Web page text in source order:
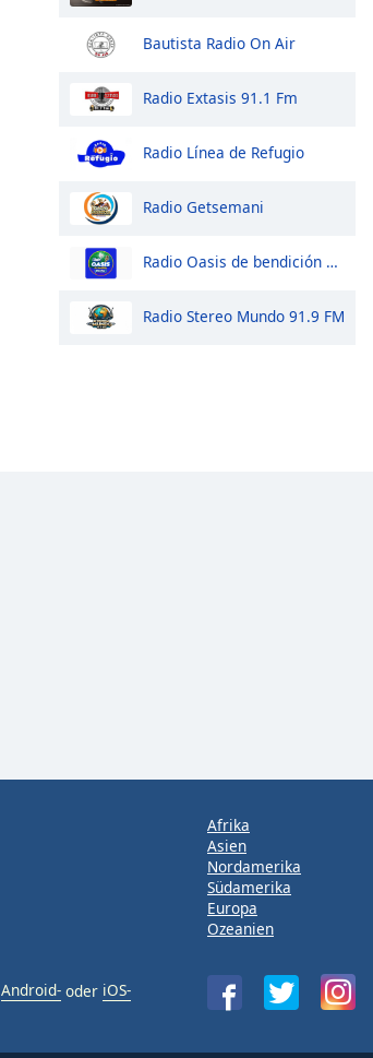
Bautista Radio On Air
Radio Extasis 91.1 Fm
Radio Línea de Refugio
Radio Getsemani
Radio Oasis de bendición 98.1 FM
Radio Stereo Mundo 91.9 FM
Android- oder iOS-
Afrika
Asien
Nordamerika
Südamerika
Europa
Ozeanien